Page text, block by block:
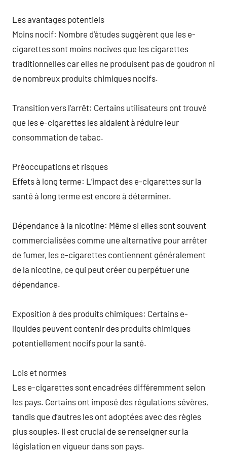
Les avantages potentiels
Moins nocif: Nombre d’études suggèrent que les e-
cigarettes sont moins nocives que les cigarettes
traditionnelles car elles ne produisent pas de goudron ni
de nombreux produits chimiques nocifs.
Transition vers l’arrêt: Certains utilisateurs ont trouvé
que les e-cigarettes les aidaient à réduire leur
consommation de tabac.
Préoccupations et risques
Effets à long terme: L’impact des e-cigarettes sur la
santé à long terme est encore à déterminer.
Dépendance à la nicotine: Même si elles sont souvent
commercialisées comme une alternative pour arrêter
de fumer, les e-cigarettes contiennent généralement
de la nicotine, ce qui peut créer ou perpétuer une
dépendance.
Exposition à des produits chimiques: Certains e-
liquides peuvent contenir des produits chimiques
potentiellement nocifs pour la santé.
Lois et normes
Les e-cigarettes sont encadrées différemment selon
les pays. Certains ont imposé des régulations sévères,
tandis que d’autres les ont adoptées avec des règles
plus souples. Il est crucial de se renseigner sur la
législation en vigueur dans son pays.